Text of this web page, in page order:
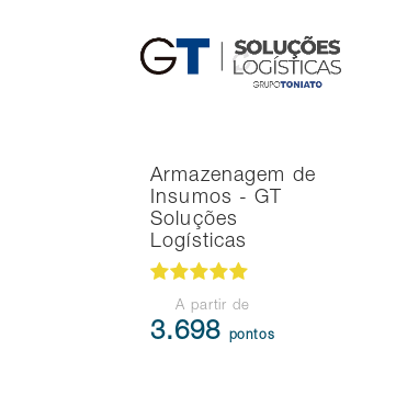
Armazenagem de
Insumos - GT
Soluções
Logísticas
A partir de
3.698 pontos